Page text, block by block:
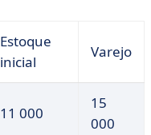
Estoque
inicial
Varejo
11 000
15
000